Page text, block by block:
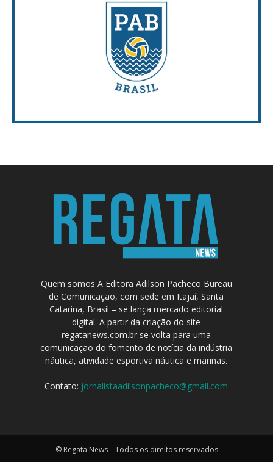
Quem somos A Editora Adilson Pacheco Bureau
de Comunicação, com sede em Itajaí, Santa
Catarina, Brasil – se lança mercado editorial
digital. A partir da criação do site
regatanews.com.br se volta para uma
comunicação do fomento de notícia da indústria
náutica, atividade esportiva náutica e marinas.
Contato: jornalistaadilsonpacheco@gmail.com
© Regata News – Todos os direitos reservados